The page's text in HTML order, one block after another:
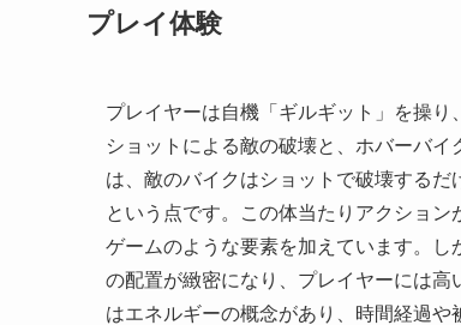
プレイ体験
プレイヤーは自機「ギルギット」を操り
ショットによる敵の破壊と、ホバーバ
は、敵のバイクはショットで破壊する
という点です。この体当たりアクショ
ゲームのような要素を加えています。
の配置が緻密になり、プレイヤーには
はエネルギーの概念があり、時間経過